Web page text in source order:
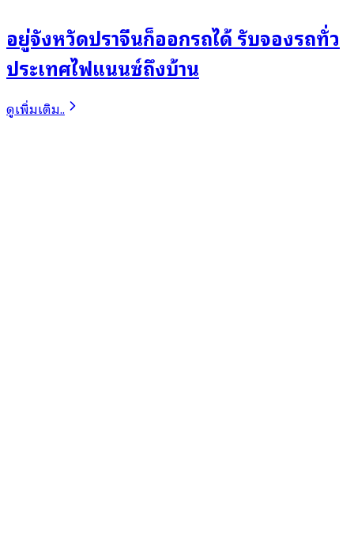
อยู่จังหวัดปราจีนก็ออกรถได้ รับจองรถทั่ว
ประเทศไฟแนนซ์ถึงบ้าน
ดูเพิ่มเติม..